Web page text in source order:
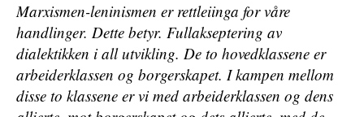
Marxismen-leninismen er rettleiinga for våre
handlinger. Dette betyr. Fullakseptering av
dialektikken i all utvikling. De to hovedklassene er
arbeiderklassen og borgerskapet. I kampen mellom
disse to klassene er vi med arbeiderklassen og dens